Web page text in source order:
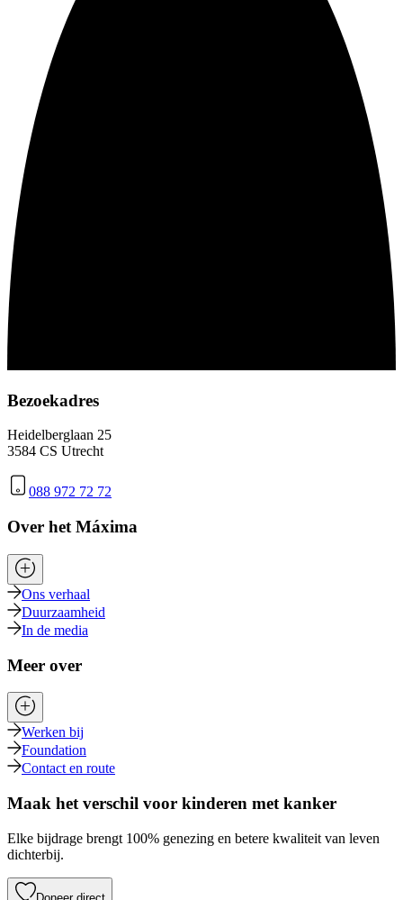
Bezoekadres
Heidelberglaan 25
3584 CS Utrecht
088 972 72 72
Over het Máxima
Ons verhaal
Duurzaamheid
In de media
Meer over
Werken bij
Foundation
Contact en route
Maak het verschil voor kinderen met kanker
Elke bijdrage brengt 100% genezing en betere kwaliteit van leven
dichterbij.